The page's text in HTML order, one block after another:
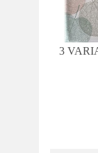
3